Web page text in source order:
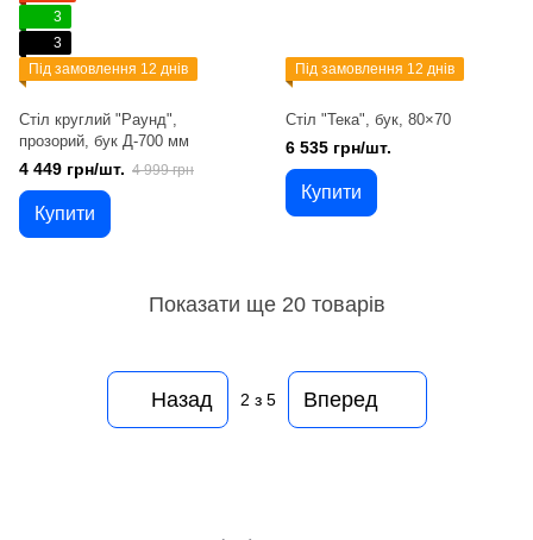
3
3
Під замовлення 12 днів
Стіл круглий "Раунд",
прозорий, бук Д-700 мм
4 449 грн/шт. 4 999 грн
Купити
Під замовлення 12 днів
Стіл "Тека", бук, 80×70
6 535 грн/шт.
Купити
Показати ще 20 товарів
Назад 2 з 5 Вперед